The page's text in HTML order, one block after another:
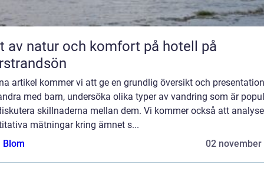
av natur och komfort på hotell på
artikel kommer vi att ge en grundlig översikt och
med barn, undersöka olika typer av vandring som är
skillnaderna mellan dem. Vi kommer också att
mätningar kring ämnet s...
Blom
02 november